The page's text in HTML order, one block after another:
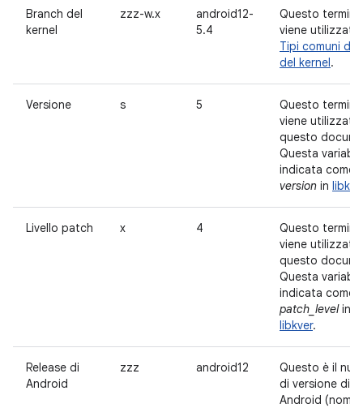
Branch del
kernel
zzz-w.x
android12-
5.4
Questo termine
viene utilizzato
Tipi comuni di
del kernel.
Versione s 5
Questo
viene utilizzato
questo
Questa
indicata come
version in
Livello patch x 4
Questo
viene utilizzato
questo
Questa
indicata come
patch_levelin
libkver.
Release di
Android
zzz android12
Questo è il
di versione di
Android (nome